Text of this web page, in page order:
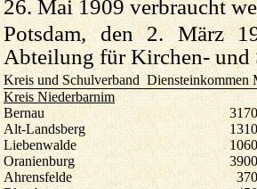
26. Mai 1909 verbraucht
Potsdam, den 2.
Abteilung für Kirchen- und
Kreis und SchulverbandDiensteinkommen
Kreis Niederbarnim
Bernau
Alt-Landsberg
Liebenwalde
Oranienburg
Ahrensfelde